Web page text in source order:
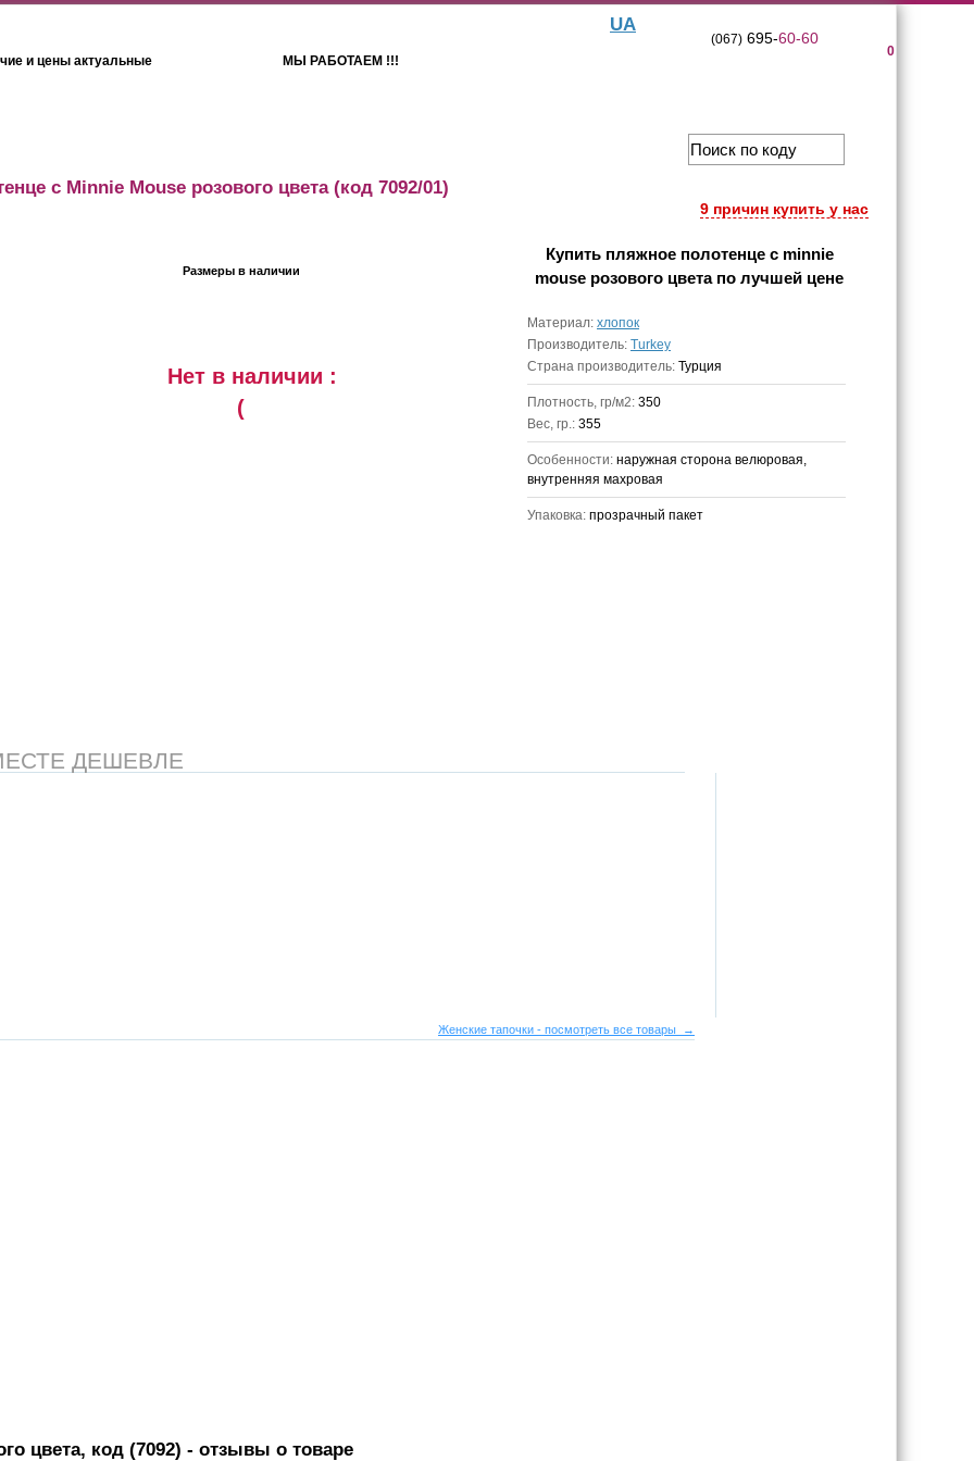
и цены актуальные МЫ РАБОТАЕМ !!!
UA
0
(067)695-60-60
9 причин купить у нас
с Minnie Mouse розового цвета(код 7092/01)
Размеры в наличии
Нет в наличии :
(
Купить пляжное полотенце с minnie
mouse розового цветапо лучшей цене
Материал: хлопок
Производитель: Turkey
Страна производитель: Турция
Плотность, гр/м2: 350
Вес, гр.: 355
Особенности: наружная сторона велюровая,
внутренняя махровая
Упаковка: прозрачный пакет
ДЕШЕВЛЕ
Женские тапочки - посмотреть все товары →
цвета, код (7092) - отзывы о товаре